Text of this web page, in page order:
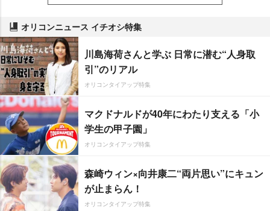
オリコンニュース イチオシ特集
川島海荷さんと学ぶ 日常に潜む“人身取
引”のリアル
オリコンタイアップ特集
マクドナルドが40年にわたり支える「小
学生の甲子園」
オリコンタイアップ特集
森崎ウィン×向井康二“両片思い”にキュン
が止まらん！
オリコンタイアップ特集